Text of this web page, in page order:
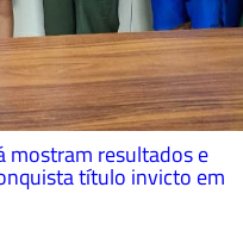
mostram resultados e
título invicto em